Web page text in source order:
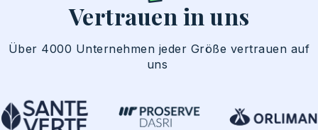
Vertrauen in uns
Über 4000 Unternehmen jeder Größe vertrauen auf
uns